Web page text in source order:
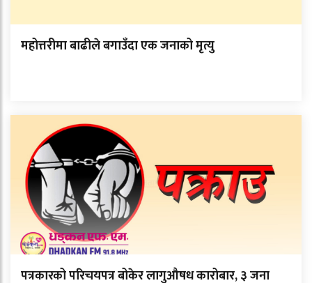
महोत्तरीमा बाढीले बगाउँदा एक जनाको मृत्यु
पत्रकारको परिचयपत्र बोकेर लागुऔषध कारोबार, ३ जना